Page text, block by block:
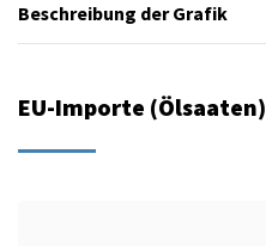
Beschreibung der Grafik
EU-Importe (Ölsaaten)